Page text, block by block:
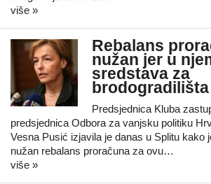
više »
Rebalans
nužan jer u
sredstava za
brodogradilišta
Predsjednica Kluba
predsjednica Odbora za vanjsku politiku
Vesna Pusić izjavila je danas u Splitu kako
nužan rebalans proračuna za ovu…
više »